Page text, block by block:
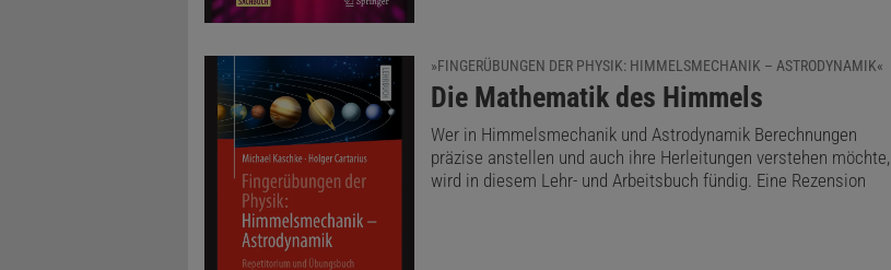
»FINGERÜBUNGEN DER PHYSIK: HIMMELSMECHANIK – ASTRODYNAMIK«
:
Die Mathematik des Himmels
Wer in Himmelsmechanik und Astrodynamik Berechnungen
präzise anstellen und auch ihre Herleitungen verstehen möchte,
wird in diesem Lehr- und Arbeitsbuch fündig. Eine Rezension